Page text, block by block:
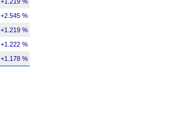
+2.545 %
+1.219 %
+1.222 %
+1.178 %